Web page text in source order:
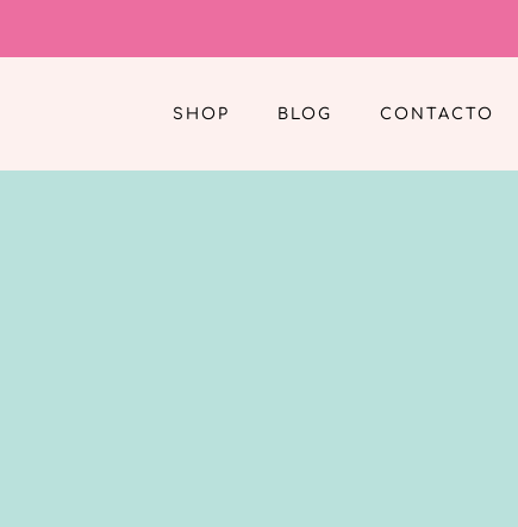
SHOP BLOG CONTACTO